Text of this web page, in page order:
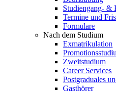
Studiengang- &
Termine und
Formulare
Nach dem Studium
Exmatrikulation
Zweitstudium
Career Services
Postgraduales
Gasthörer